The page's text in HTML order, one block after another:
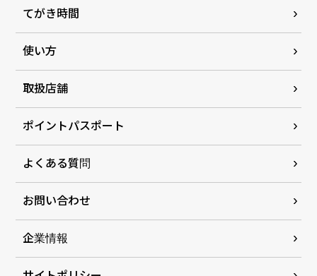
てがき時間
使い方
取扱店舗
ポイントパスポート
よくある質問
お問い合わせ
企業情報